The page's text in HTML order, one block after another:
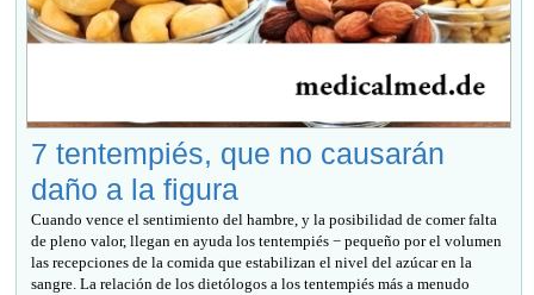
7 tentempiés, que no causarán
daño a la figura
Cuando vence el sentimiento del hambre, y la posibilidad de comer falta
de pleno valor, llegan en ayuda los tentempiés − pequeño por el volumen
las recepciones de la comida que estabilizan el nivel del azúcar en la
sangre. La relación de los dietólogos a los tentempiés más a menudo